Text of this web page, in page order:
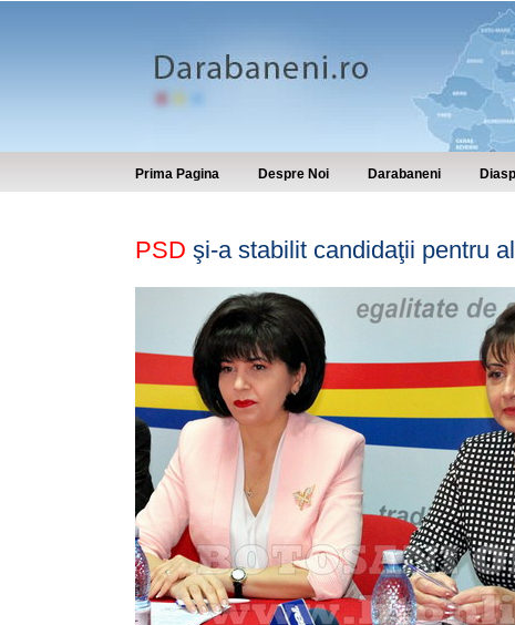
Prima Pagina Despre Noi Darabaneni
PSD şi-a stabilit candidaţii pentru